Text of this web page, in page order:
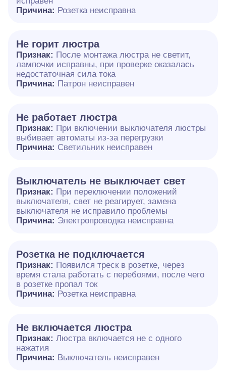
Причина: Розетка неисправна
Не горит люстра
Признак: После монтажа люстра не светит,
лампочки исправны, при проверке оказалась
недостаточная сила тока
Причина: Патрон неисправен
Не работает люстра
Признак: При включении выключателя люстры
выбивает автоматы из-за перегрузки
Причина: Светильник неисправен
Выключатель не выключает свет
Признак: При переключении положений
выключателя, свет не реагирует, замена
выключателя не исправило проблемы
Причина: Электропроводка неисправна
Розетка не подключается
Признак: Появился треск в розетке, через
время стала работать с перебоями, после чего
в розетке пропал ток
Причина: Розетка неисправна
Не включается люстра
Признак: Люстра включается не с одного
нажатия
Причина: Выключатель неисправен